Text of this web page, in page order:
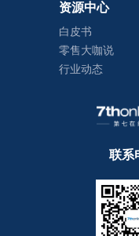
资源中心
白皮书
零售大咖说
行业动态
联系